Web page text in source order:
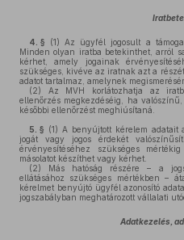
4. § (1) Az ügyfél jogosult a
Minden olyan iratba betekinthet, arról
kérhet, amely jogainak
szükséges, kivéve az iratnak azt a
adatot tartalmaz, amelynek
(2) Az MVH korlátozhatja az
ellenőrzés megkezdéséig, ha
későbbi ellenőrzést meghiúsítaná.
5. § (1) A benyújtott kérelem adatait
jogát vagy jogos érdekét
érvényesítéséhez szükséges
másolatot készíthet vagy kérhet.
(2) Más hatóság részére – a
ellátásához szükséges mértékben –
kérelmet benyújtó ügyfél azonosító
jogszabályban meghatározott vállalati
Adatkezelés,